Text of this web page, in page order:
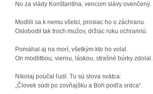
No za vlády Konštantína, vencom slávy ovenčený.
Modlili sa k nemu všetci, prosiac ho o záchranu.
Oslobodil tak troch mužov, držiac ruku ochrannú.
Pomáhal aj na morí, všetkým kto ho volal.
On modlitbou, vierou, láskou, strašné búrky zdolal.
Nikolaj poúčal ľudí. Tu sú slova svätca:
„Človek súdi po zovňajšku a Boh podľa srdca“.